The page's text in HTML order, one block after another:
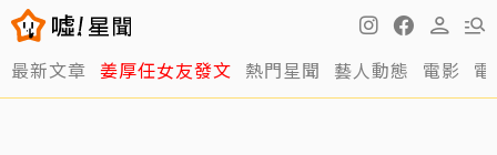
最新文章 姜厚任女友發文 熱門星聞 藝人動態 電影